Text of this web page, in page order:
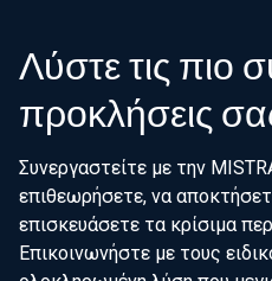
Λύστε τις πιο
προκλήσεις
Συνεργαστείτε με την
επιθεωρήσετε, να
επισκευάσετε τα κρίσιμα
Επικοινωνήστε με τους